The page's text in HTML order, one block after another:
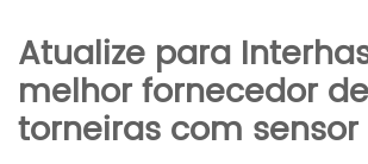
Atualize para
melhor fornecedor de
torneiras com sensor